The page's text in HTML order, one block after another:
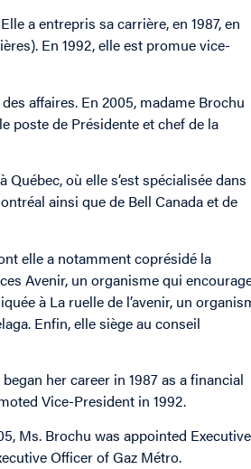
a entrepris sa carrière, en 1987, en
En 1992, elle est promue vice-
affaires. En 2005, madame Brochu
poste de Présidente et chef de la
où elle s’est spécialisée dans
ainsi que de Bell Canada et de
elle a notamment coprésidé la
Avenir, un organisme qui
à La ruelle de l’avenir, un
Enfin, elle siège au conseil
her career in 1987 as a financial
Vice-President in 1992.
Ms. Brochu was appointed Executive
Officer of Gaz Métro.